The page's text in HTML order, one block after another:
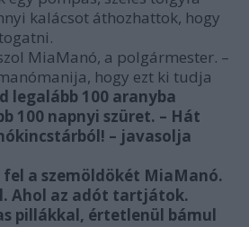
kalácsot áthozhattok, hogy
MiaManó, a polgármester. –
hogy ezt ki tudja
legalább 100 aranyba
100 napnyi szüret. – Hát
– javasolja
fel a szem­öldökét MiaManó.
Ahol az adót tartjátok.
pillákkal, értetlenül bámul